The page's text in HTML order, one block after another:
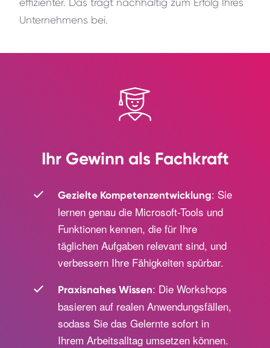
effizienter. Das trägt nachhaltig zum Erfolg Ihres
Unternehmens bei.
Ihr Gewinn als Fachkraft
Gezielte Kompetenzentwicklung: Sie
lernen genau die Microsoft-Tools und
Funktionen kennen, die für Ihre
täglichen Aufgaben relevant sind, und
verbessern Ihre Fähigkeiten spürbar.
Praxisnahes Wissen: Die Workshops
basieren auf realen Anwendungsfällen,
sodass Sie das Gelernte sofort in
Ihrem Arbeitsalltag umsetzen können.